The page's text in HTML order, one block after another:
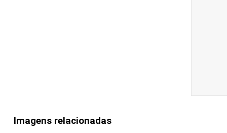
Imagens relacionadas